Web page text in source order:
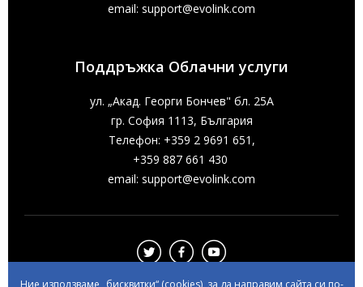
Ние използваме „бисквитки“ (cookies), за да направим сайта си по-
email: support@evolink.com
Поддръжка Облачни услуги
ул. „Акад. Георги Бончев" бл. 25А
гр. София 1113, България
Телефон: +359 2 9691 651,
+359 887 661 430
email: support@evolink.com